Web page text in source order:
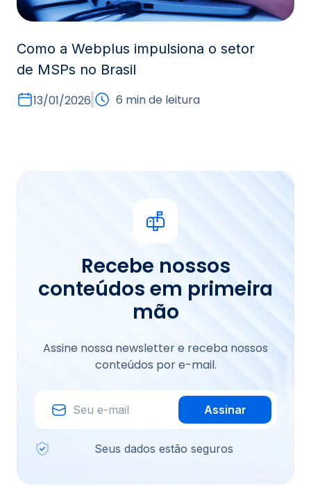
Como a Webplus impulsiona o setor
de MSPs no Brasil
13/01/2026 6 min de leitura
Recebe nossos
conteúdos em primeira
mão
Assine nossa newsletter e receba nossos
conteúdos por e-mail.
Assinar
Seus dados estão seguros